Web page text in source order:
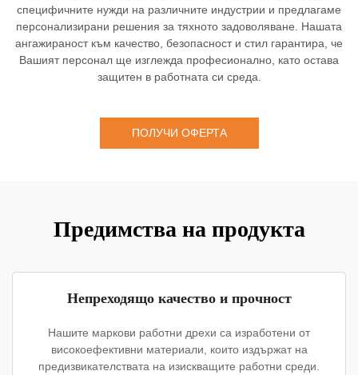
специфичните нужди на различните индустрии и предлагаме
персонализирани решения за тяхното задоволяване. Нашата
ангажираност към качество, безопасност и стил гарантира, че
Вашият персонал ще изглежда професионално, като остава
защитен в работната си среда.
ПОЛУЧИ ОФЕРТА
Предимства на продукта
Непреходящо качество и прочност
Нашите маркови работни дрехи са изработени от
високоефективни материали, които издържат на
предизвикателствата на изискващите работни среди.